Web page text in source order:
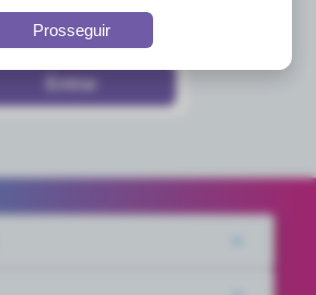
Prosseguir
A partir de
R$3,47